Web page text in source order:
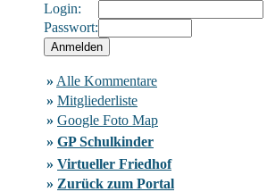
Login:
Passwort:
» Alle Kommentare
» Mitgliederliste
» Google Foto Map
» GP Schulkinder
» Virtueller Friedhof
» Zurück zum Portal